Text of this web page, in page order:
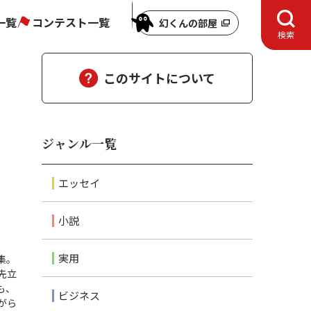
覧 コンテスト一覧 幻くんの部屋
検索
立
ら
このサイトについて
ジャンル一覧
エッセイ
小説
実用
ビジネス